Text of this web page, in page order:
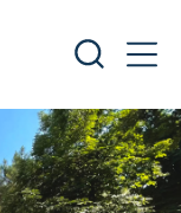
SEARCH